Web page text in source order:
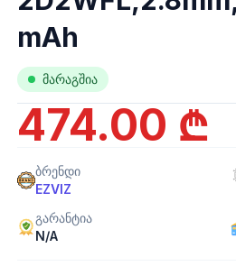
mAh
მარაგშია
474.00 ₾
ბრენდი
EZVIZ
გარანტია
N/A